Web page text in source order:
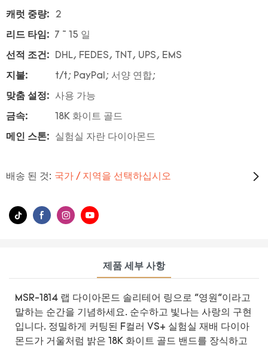
캐럿 중량: 2
리드 타임: 7 ~ 15 일
선적 조건: DHL, FEDES, TNT, UPS, EMS
지불: t/t; PayPal; 서양 연합;
맞춤 설정: 사용 가능
금속: 18K 화이트 골드
메인 스톤: 실험실 자란 다이아몬드
배송 된 것: 국가 / 지역을 선택하십시오
제품 세부 사항
MSR-1814 랩 다이아몬드 솔리테어 링으로 "영원"이라고
말하는 순간을 기념하세요. 순수하고 빛나는 사랑의 구현
입니다. 정밀하게 커팅된 F컬러 VS+ 실험실 재배 다이아
몬드가 거울처럼 밝은 18K 화이트 골드 밴드를 장식하고